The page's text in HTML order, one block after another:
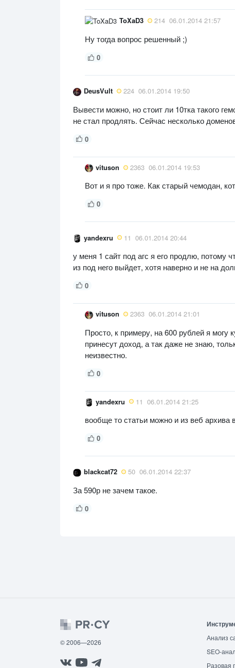
ToXaD3 214 06.01.2014 21:57
Ну тогда вопрос решенный ;)
0
DeusVult 224 06.01.2014 19:50
Вывести можно, но стоит ли 10тка такого
не стал продлять. Сейчас несколько
0
vituson 2363 06.01.2014 19:53
Вот и я про тоже. Как старый чемодан,
0
yandexru 11 06.01.2014 20:44
у меня 1 сайт под агс я его продлю, потому
из под него выйдет, хотя наверно и не на
0
vituson 2363 06.01.2014 21:01
Просто, к примеру, на 600 рублей я могу
принесут доход, а так даже не знаю,
неизвестно.
0
yandexru 11 06.01.2014 21:25
вообще то статьи можно и из веб архива
0
blackcat72 50 06.01.2014 22:37
За 590р не зачем такое.
0
© 2006—2026
Анализ
SEO-
Разовая